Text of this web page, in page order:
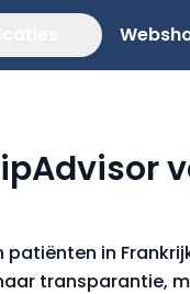
patiënten in
transparantie,